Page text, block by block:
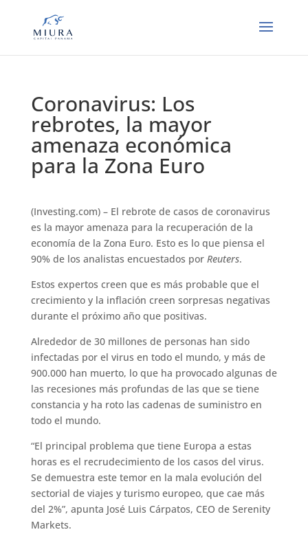
Coronavirus: Los
rebrotes, la mayor
amenaza económica
para la Zona Euro
(Investing.com) – El rebrote de casos de coronavirus
es la mayor amenaza para la recuperación de la
economía de la Zona Euro. Esto es lo que piensa el
90% de los analistas encuestados por Reuters.
Estos expertos creen que es más probable que el
crecimiento y la inflación creen sorpresas negativas
durante el próximo año que positivas.
Alrededor de 30 millones de personas han sido
infectadas por el virus en todo el mundo, y más de
900.000 han muerto, lo que ha provocado algunas de
las recesiones más profundas de las que se tiene
constancia y ha roto las cadenas de suministro en
todo el mundo.
“El principal problema que tiene Europa a estas
horas es el recrudecimiento de los casos del virus.
Se demuestra este temor en la mala evolución del
sectorial de viajes y turismo europeo, que cae más
del 2%”, apunta José Luis Cárpatos, CEO de Serenity
Markets.